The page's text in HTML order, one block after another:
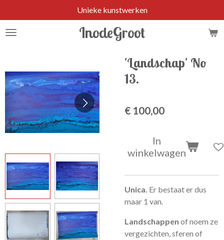
direct
naar
InodeGroot
Unieke kunstwerken
'Landschap' No
13.
€ 100,00
In
winkelwagen
Unica. Er bestaat er dus
maar 1 van.
Landschappen of noem ze
vergezichten, sferen of